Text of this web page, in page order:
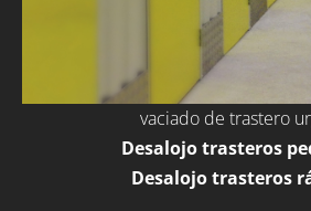
vaciado de trastero
Desalojo trasteros
Desalojo trasteros